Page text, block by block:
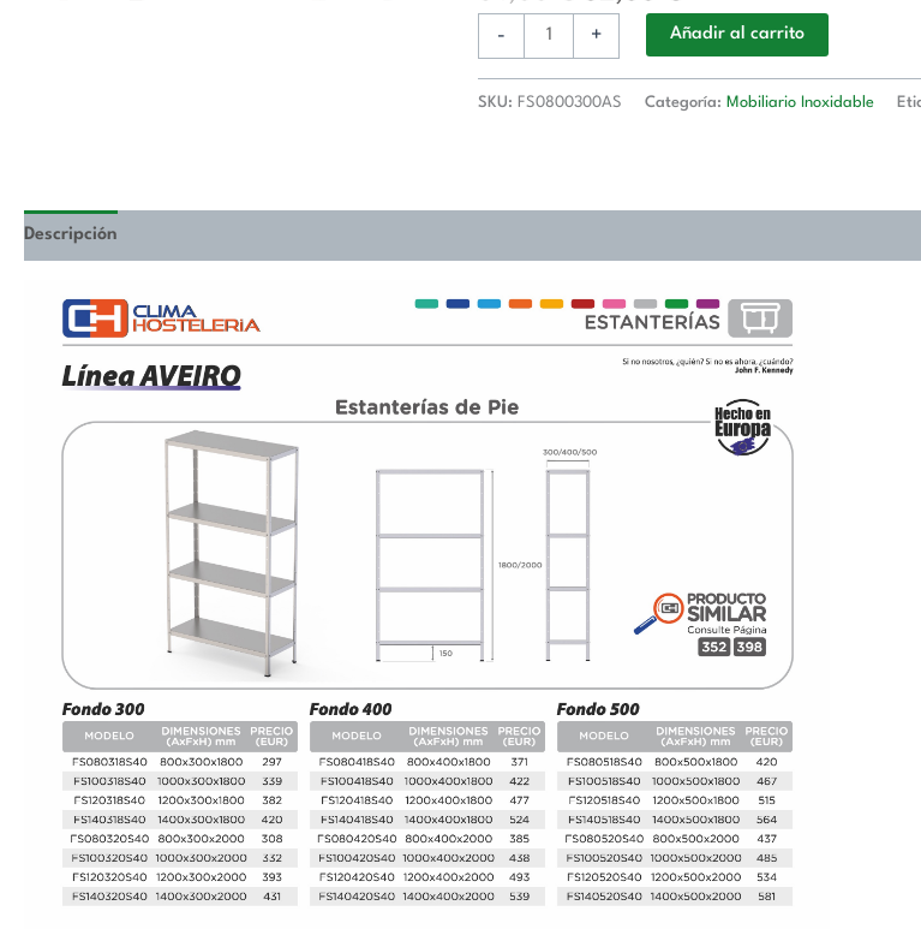
-
Pie
Fondo
300
+ Añadir al carrito
SKU: FS0800300AS Categoría: Mobiliario Inoxidable
Descripción